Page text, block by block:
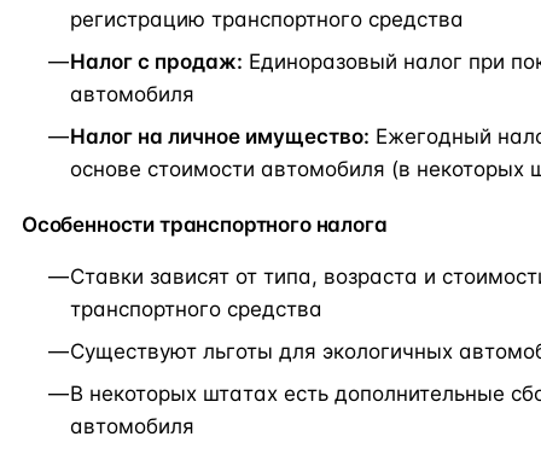
регистрацию транспортного средства
Налог с продаж: Единоразовый налог при
автомобиля
Налог на личное имущество: Ежегодный
основе стоимости автомобиля (в некоторых
Особенности транспортного налога
Ставки зависят от типа, возраста и
транспортного средства
Существуют льготы для экологичных
В некоторых штатах есть дополнительные
автомобиля